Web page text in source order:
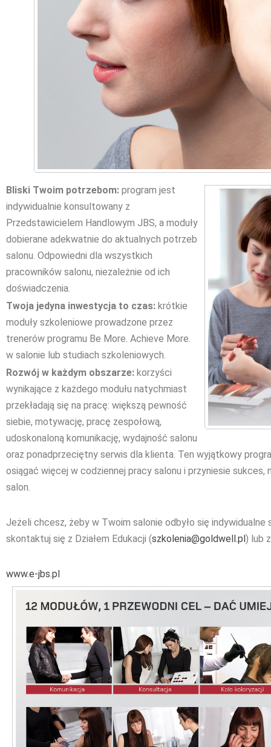
Bliski Twoim potrzebom: program jest
indywidualnie konsultowany z
Przedstawicielem Handlowym JBS, a moduły
dobierane adekwatnie do aktualnych potrzeb
salonu. Odpowiedni dla wszystkich
pracowników salonu, niezależnie od ich
doświadczenia.
Twoja jedyna inwestycja to czas: krótkie
moduły szkoleniowe prowadzone przez
trenerów programu Be More. Achieve More.
w salonie lub studiach szkoleniowych.
Rozwój w każdym obszarze: korzyści
wynikające z każdego modułu natychmiast
przekładają się na pracę: większą pewność
siebie, motywację, pracę zespołową,
udoskonaloną komunikację, wydajność salonu
oraz ponadprzeciętny serwis dla klienta. Ten wyjątkowy
osiągać więcej w codziennej pracy salonu i przyniesie sukces,
salon.
Jeżeli chcesz, żeby w Twoim salonie odbyło się indywidualne
skontaktuj się z Działem Edukacji (szkolenia@goldwell.pl) lub
www.e-jbs.pl